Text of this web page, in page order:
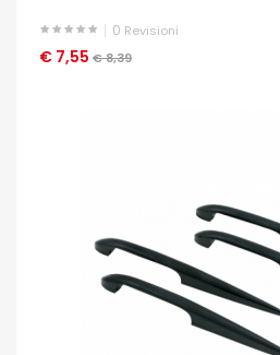
0 Revisioni
€ 7,55 € 8,39
OCCHIATA VELOCE